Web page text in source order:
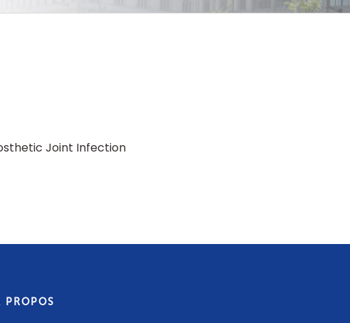
Joint Infection
PROPOS